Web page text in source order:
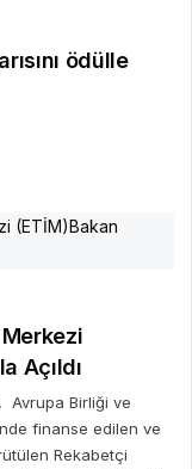
ödülle
Açıldı
Avrupa Birliği ve
finanse edilen ve
Rekabetçi